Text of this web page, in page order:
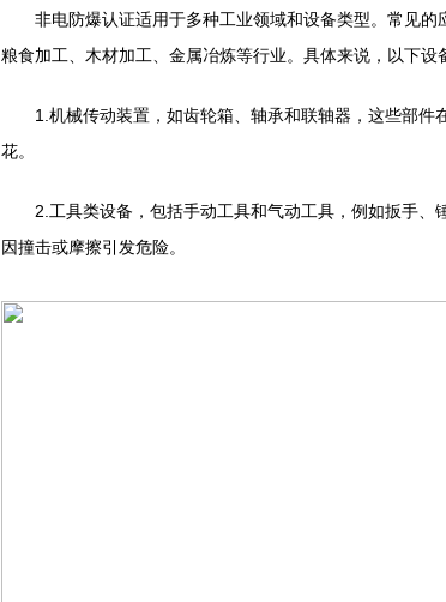
非电防爆认证适用于多种工业领域和设备类型。常见的
粮食加工、木材加工、金属冶炼等行业。具体来说，以下设
1.机械传动装置，如齿轮箱、轴承和联轴器，这些部件
花。
2.工具类设备，包括手动工具和气动工具，例如扳手、
因撞击或摩擦引发危险。